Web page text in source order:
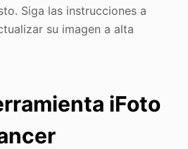
Siga las instrucciones a
su imagen a alta
iFoto